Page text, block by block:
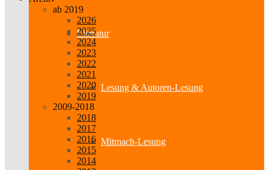
Literatur
Lesung & Autoren-Lesung
Mitmach-Lesung
ab 2019
2026
2025
2024
2023
2022
2021
2020
2019
2009-2018
2018
2017
2016
2015
2014